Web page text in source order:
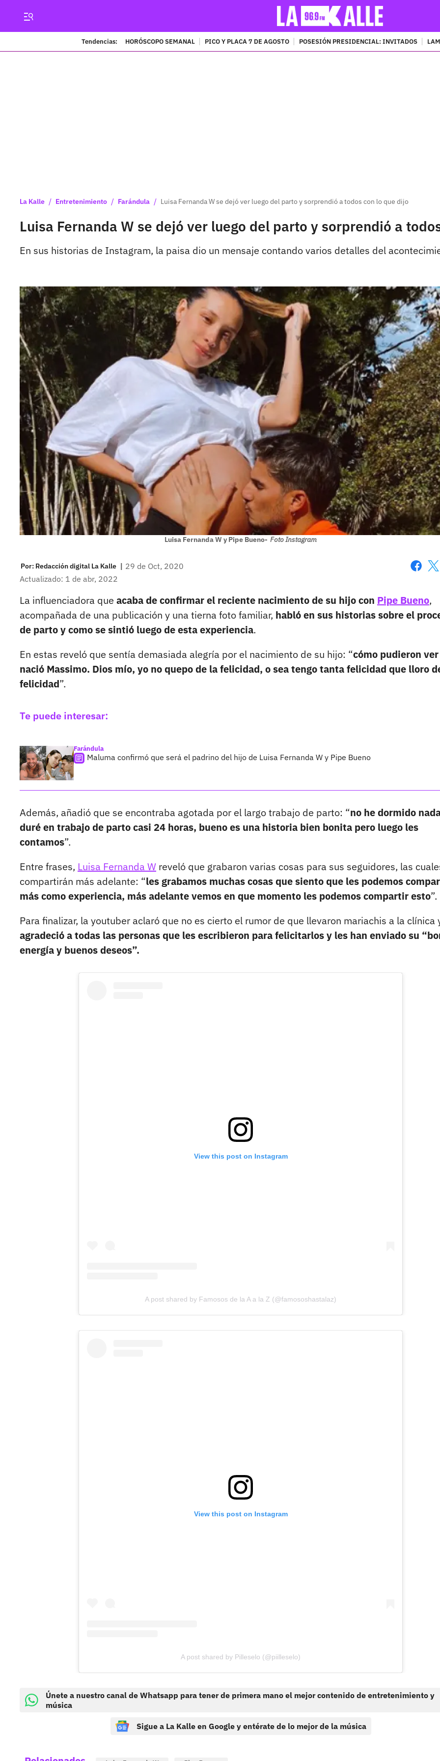
Tendencias: HORÓSCOPO SEMANAL PICO Y PLACA 7 DE AGOSTO POSESIÓN PRESIDENCIAL: INVITADOS
La Kalle / Entretenimiento / Farándula / Luisa Fernanda W se dejó ver luego del parto y sorprendió a todos con lo que dijo
Luisa Fernanda W se dejó ver luego del parto y sorprendió a
En sus historias de Instagram, la paisa dio un mensaje contando varios detalles del
Luisa Fernanda W y Pipe Bueno- Foto Instagram
Por: Redacción digital La Kalle | 29 de Oct, 2020
Actualizado: 1 de abr, 2022
La influenciadora que acaba de confirmar el reciente nacimiento de su hijo con Pipe Bueno,
acompañada de una publicación y una tierna foto familiar, habló en sus historias sobre el
de parto y como se sintió luego de esta experiencia.
En estas reveló que sentía demasiada alegría por el nacimiento de su hijo: “cómo pudieron
nació Massimo. Dios mío, yo no quepo de la felicidad, o sea tengo tanta felicidad que lloro
felicidad”.
Te puede interesar:
Farándula
Maluma confirmó que será el padrino del hijo de Luisa Fernanda W y Pipe Bueno
Además, añadió que se encontraba agotada por el largo trabajo de parto: “no he dormido
duré en trabajo de parto casi 24 horas, bueno es una historia bien bonita pero luego les
contamos”.
Entre frases, Luisa Fernanda W reveló que grabaron varias cosas para sus seguidores, las
compartirán más adelante: “les grabamos muchas cosas que siento que les podemos
más como experiencia, más adelante vemos en que momento les podemos compartir esto”.
Para finalizar, la youtuber aclaró que no es cierto el rumor de que llevaron mariachis a la clínica
agradeció a todas las personas que les escribieron para felicitarlos y les han enviado su
energía y buenos deseos”.
View this post on Instagram
A post shared by Famosos de la A a la Z (@famososhastalaz)
View this post on Instagram
A post shared by Pilleselo (@piilleselo)
Únete a nuestro canal de Whatsapp para tener de primera mano el mejor contenido de entretenimiento y
música
Sigue a La Kalle en Google y entérate de lo mejor de la música